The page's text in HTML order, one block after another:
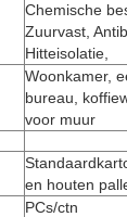
Chemische
Zuurvast,
Hitteisolatie,
Woonkamer,
bureau,
voor muur
en houten
PCs/ctn